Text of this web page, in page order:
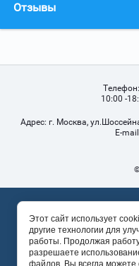
Отзывы
Телефон:
10:00 -
Адрес: г. Москва,
Е-
Этот сайт использует
другие технологии для
работы. Продолжая
разрешаете
файлов. Вы всегда можете